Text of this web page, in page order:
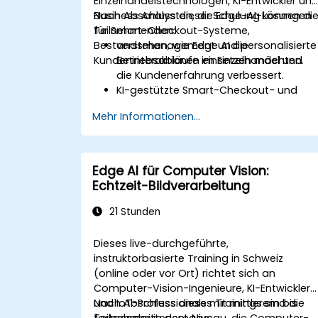
Business Analysten, die Edge-AI-Lösungen
für Smart-Checkout-Systeme,
Bestandsmanagement und personalisierte
Kundeninteraktionen einsetzen möchten.
Nach Abschluss dieser Schulung können die
Teilnehmenden:
verstehen, wie Edge AI die
Betriebsabläufe im Einzelhandel und
die Kundenerfahrung verbessert.
KI-gestützte Smart-Checkout- und
implementieren.
das Bestandsmanagement durch
Echtzeit-Verfolgung und Analyse
optimieren.
Computervision und KI für
personalisierte Einkaufserlebnisse im
Laden nutzen.
Mehr Informationen...
Edge AI für Computer Vision:
Echtzeit-Bildverarbeitung
21 Stunden
Dieses live-durchgeführte,
instruktorbasierte Training in Schweiz
(online oder vor Ort) richtet sich an
Computer-Vision-Ingenieure, KI-Entwickler
und IoT-Professionals mit mittlerem bis
Nach Abschluss dieses Trainings sind die